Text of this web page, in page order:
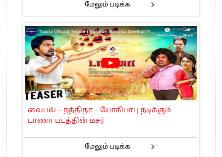
மேலும் படிக்க
வைபவ் – நந்திதா – யோகிபாபு நடிக்கும்
டாணா படத்தின் டீசர்
மேலும் படிக்க